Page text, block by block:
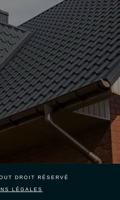
DROIT RÉSERVÉ
LÉGALES